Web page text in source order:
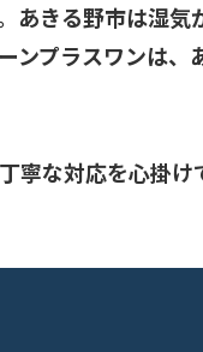
きる野市は湿
プラスワンは
な対応を心掛